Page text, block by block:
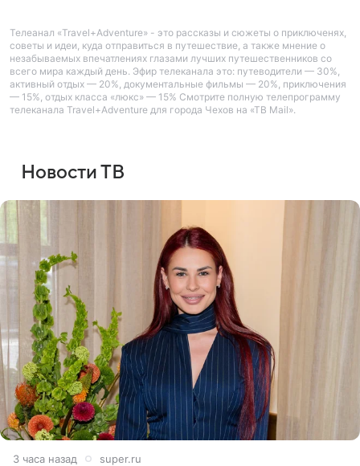
Телеанал «Travel+Adventure» - это рассказы и сюжеты о приключенях,
советы и идеи, куда отправиться в путешествие, а также мнение о
незабываемых впечатлениях глазами лучших путешественников со
всего мира каждый день. Эфир телеканала это: путеводители — 30%,
активный отдых — 20%, документальные фильмы — 20%, приключения
— 15%, отдых класса «люкс» — 15% Смотрите полную телепрограмму
телеканала Travel+Adventure для города Чехов на «ТВ Mail».
Новости ТВ
3 часа назад super.ru